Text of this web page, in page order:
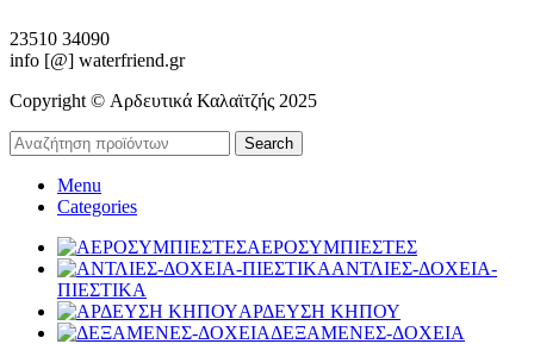
23510 34090
info [@] waterfriend.gr
Copyright © Αρδευτικά Καλαϊτζής 2025
Search
Menu
Categories
ΑΕΡΟΣΥΜΠΙΕΣΤΕΣ
ΑΝΤΛΙΕΣ-ΔΟΧΕΙΑ-
ΠΙΕΣΤΙΚΑ
ΑΡΔΕΥΣΗ ΚΗΠΟΥ
ΔΕΞΑΜΕΝΕΣ-ΔΟΧΕΙΑ